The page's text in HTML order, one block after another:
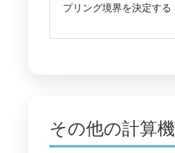
プリング境界を決定する
その他の計算機